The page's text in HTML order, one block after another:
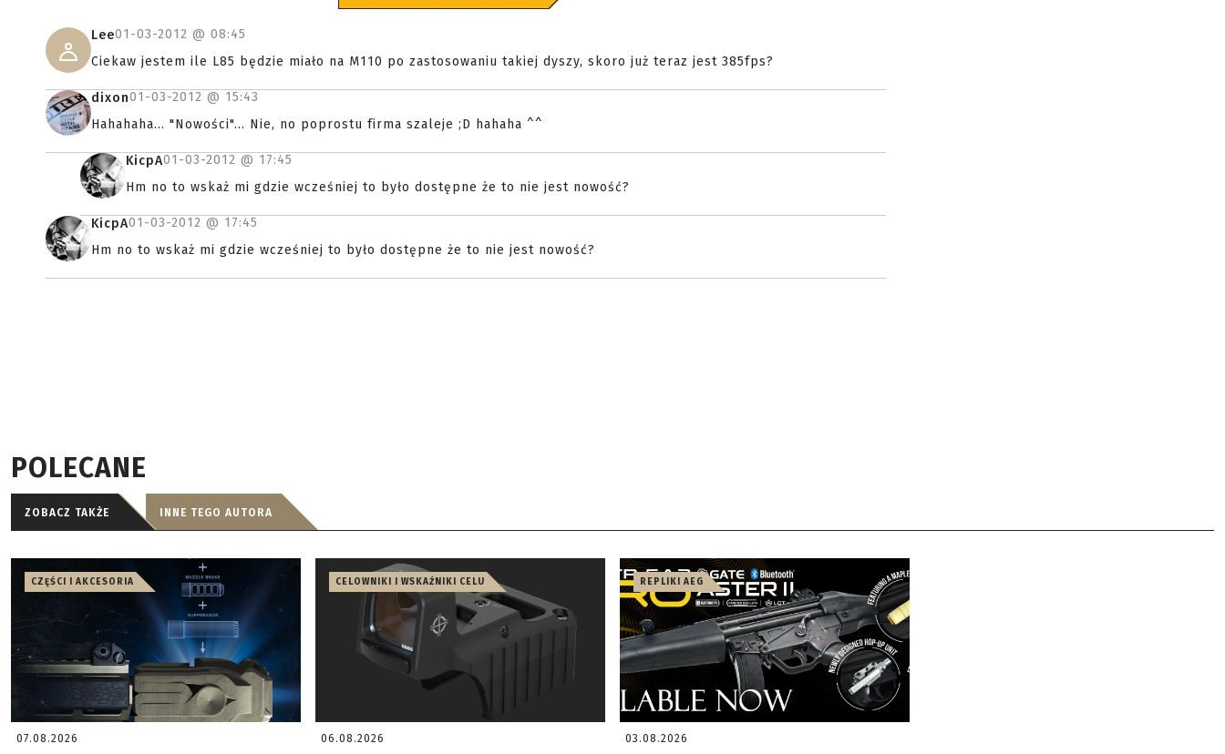
Lee01-03-2012 @ 08:45
Ciekaw jestem ile L85 będzie miało na M110 po zastosowaniu takiej dyszy, skoro już teraz jest 385fps?
dixon01-03-2012 @ 15:43
Hahahaha... "Nowości"... Nie, no poprostu firma szaleje ;D hahaha ^^
KicpA01-03-2012 @ 17:45
Hm no to wskaż mi gdzie wcześniej to było dostępne że to nie jest nowość?
KicpA01-03-2012 @ 17:45
Hm no to wskaż mi gdzie wcześniej to było dostępne że to nie jest nowość?
POLECANE
ZOBACZ TAKŻE INNE TEGO AUTORA
CZĘŚCI I AKCESORIA
07.08.2026
CELOWNIKI I WSKAŹNIKI CELU
06.08.2026
REPLIKI AEG
03.08.2026